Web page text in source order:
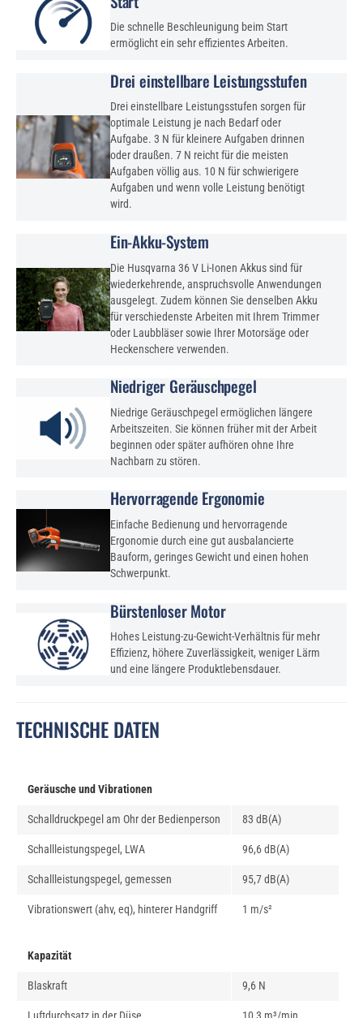
Die schnelle Beschleunigung beim Start
ermöglicht ein sehr effizientes Arbeiten.
Drei einstellbare Leistungsstufen
Drei einstellbare Leistungsstufen sorgen für
optimale Leistung je nach Bedarf oder
Aufgabe. 3 N für kleinere Aufgaben drinnen
oder draußen. 7 N reicht für die meisten
Aufgaben völlig aus. 10 N für schwierigere
Aufgaben und wenn volle Leistung benötigt
wird.
Ein-Akku-System
Die Husqvarna 36 V Li-Ionen Akkus sind für
wiederkehrende, anspruchsvolle Anwendungen
ausgelegt. Zudem können Sie denselben Akku
für verschiedenste Arbeiten mit Ihrem Trimmer
oder Laubbläser sowie Ihrer Motorsäge oder
Heckenschere verwenden.
Niedriger Geräuschpegel
Niedrige Geräuschpegel ermöglichen längere
Arbeitszeiten. Sie können früher mit der Arbeit
beginnen oder später aufhören ohne Ihre
Nachbarn zu stören.
Hervorragende Ergonomie
Einfache Bedienung und hervorragende
Ergonomie durch eine gut ausbalancierte
Bauform, geringes Gewicht und einen hohen
Schwerpunkt.
Bürstenloser Motor
Hohes Leistung-zu-Gewicht-Verhältnis für mehr
Effizienz, höhere Zuverlässigkeit, weniger Lärm
und eine längere Produktlebensdauer.
TECHNISCHE DATEN
Geräusche und Vibrationen
Schalldruckpegel am Ohr der Bedienperson 83 dB(A)
Schallleistungspegel, LWA 96,6 dB(A)
Schallleistungspegel, gemessen 95,7 dB(A)
Vibrationswert (ahv, eq), hinterer Handgriff 1 m/s²
Kapazität
Blaskraft 9,6 N